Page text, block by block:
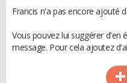
Francis n'a pas encore ajouté
Vous pouvez lui suggérer d'en
message. Pour cela ajoutez